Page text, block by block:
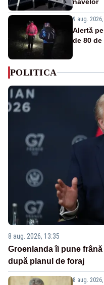
9 aug.
Alertă
de 80
POLITICA
8 aug. 2026, 13:35
Groenlanda îi pune
după planul de foraj
8 aug.